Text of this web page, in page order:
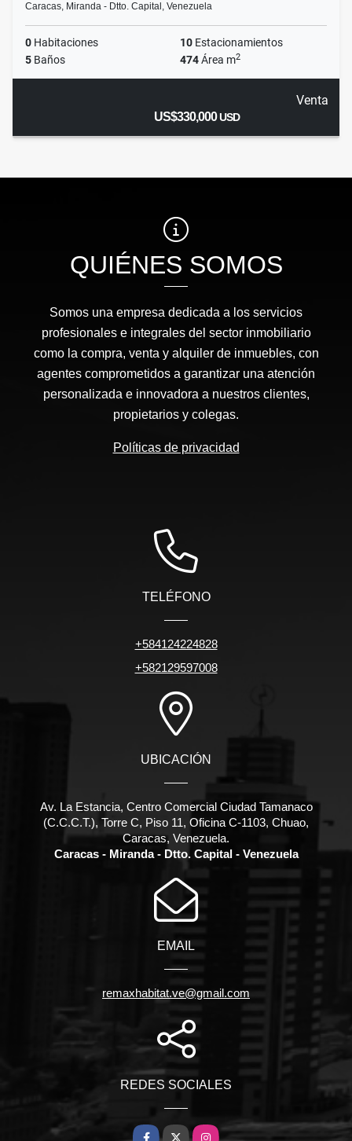
Caracas, Miranda - Dtto. Capital, Venezuela
0 Habitaciones 10 Estacionamientos
5 Baños 474Área m2
Venta
US$330,000USD
QUIÉNES SOMOS
Somos una empresa dedicada a los servicios
profesionales e integrales del sector inmobiliario
como la compra, venta y alquiler de inmuebles, con
agentes comprometidos a garantizar una atención
personalizada e innovadora a nuestros clientes,
propietarios y colegas.
Políticas de privacidad
TELÉFONO
+584124224828
+582129597008
UBICACIÓN
Av. La Estancia, Centro Comercial Ciudad Tamanaco
(C.C.C.T.), Torre C, Piso 11, Oficina C-1103, Chuao,
Caracas, Venezuela.
Caracas - Miranda - Dtto. Capital - Venezuela
EMAIL
remaxhabitat.ve@gmail.com
REDES SOCIALES
Facebook
X Instagram